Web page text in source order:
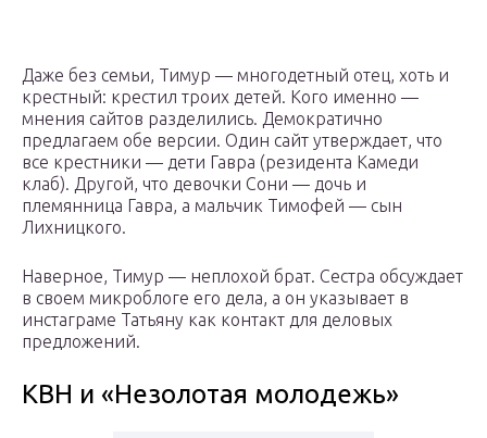
Даже без семьи, Тимур — многодетный отец, хоть и
крестный: крестил троих детей. Кого именно —
мнения сайтов разделились. Демократично
предлагаем обе версии. Один сайт утверждает, что
все крестники — дети Гавра (резидента Камеди
клаб). Другой, что девочки Сони — дочь и
племянница Гавра, а мальчик Тимофей — сын
Лихницкого.
Наверное, Тимур — неплохой брат. Сестра обсуждает
в своем микроблоге его дела, а он указывает в
инстаграме Татьяну как контакт для деловых
предложений.
КВН и «Незолотая молодежь»